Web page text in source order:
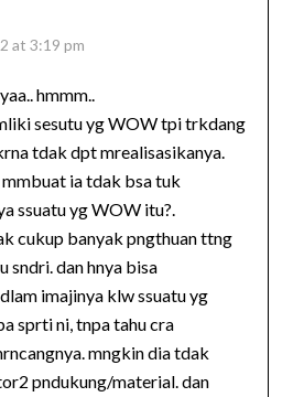
at 3:19 pm
hmmm..
sesutu yg WOW tpi trkdang
tdak dpt mrealisasikanya.
mmbuat ia tdak bsa tuk
ssuatu yg WOW itu?.
cukup banyak pngthuan ttng
sndri. dan hnya bisa
imajinya klw ssuatu yg
sprti ni, tnpa tahu cra
mngkin dia tdak
pndukung/material. dan